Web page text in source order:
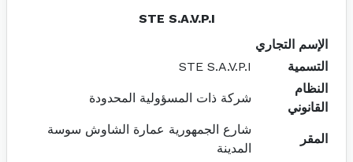
STE S.A.V.P.I
الإسم التجاري
التسمية
STE S.A.V.P.I
النظام
القانوني
شركة ذات المسؤولية المحدودة
المقر
شارع الجمهورية عمارة الشاوش سوسة
المدينة